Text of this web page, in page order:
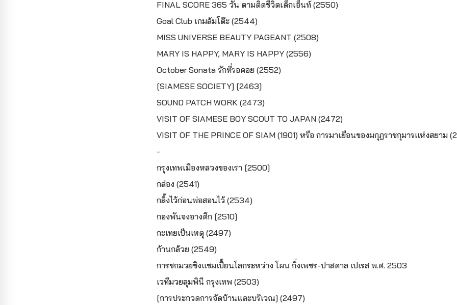
FINAL SCORE 365 วัน ตามติดชีวิตเด็กเอ็นท์ (2550)
Goal Club เกมล้มโต๊ะ (2544)
MISS UNIVERSE BEAUTY PAGEANT (2508)
MARY IS HAPPY, MARY IS HAPPY (2556)
October Sonata รักที่รอคอย (2552)
[SIAMESE SOCIETY] [2463]
SOUND PATCH WORK (2473)
VISIT OF SIAMESE BOY SCOUT TO JAPAN (2472)
VISIT OF THE PRINCE OF SIAM (1901) หรือ การมาเยือนของมกุฎราชกุมารแห่งสยาม
-
กรุงเทพเมืองหลวงของเรา [2500]
กล่อง (2541)
กลิ้งไว้ก่อนพ่อสอนไว้ (2534)
กองพันจงอางศึก [2510]
กะเทยเป็นเหตุ (2497)
ก้านกล้วย (2549)
การชกมวยชิงแชมเปี้ยนโลกระหว่าง โผน กิ่งเพชร-ปาสคาล เปเรส พ.ศ. 2503
เวทีมวยลุมพินี กรุงเทพ (2503)
[การประกวดการจัดบ้านและบริเวณ] (2497)